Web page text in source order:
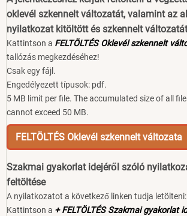
oklevél szkennelt változatát, valamint az
nyilatkozat kitöltött és szkennelt
Kattintson a FELTÖLTÉS Oklevél szkennelt
tallózás megkezdéséhez!
Csak egy fájl.
Engedélyezett típusok: pdf.
5 MB limit per file. The accumulated size of all
cannot exceed 50 MB.
FELTÖLTÉS Oklevél szkennelt változata
Szakmai gyakorlat idejéről szóló
feltöltése
A nyilatkozatot a következő linken tudja letölteni:
Kattintson a + FELTÖLTÉS Szakmai gyakorlat